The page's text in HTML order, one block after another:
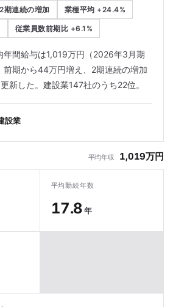
2期連続の増加 業種平均 +24.4%
従業員数前期比 +6.1%
年間給与は1,019万円（2026年3月期
前期から44万円増え、2期連続の増加
新した。建設業147社のうち22位。
設業
平均年収 1,019万円
平均勤続年数
17.8年